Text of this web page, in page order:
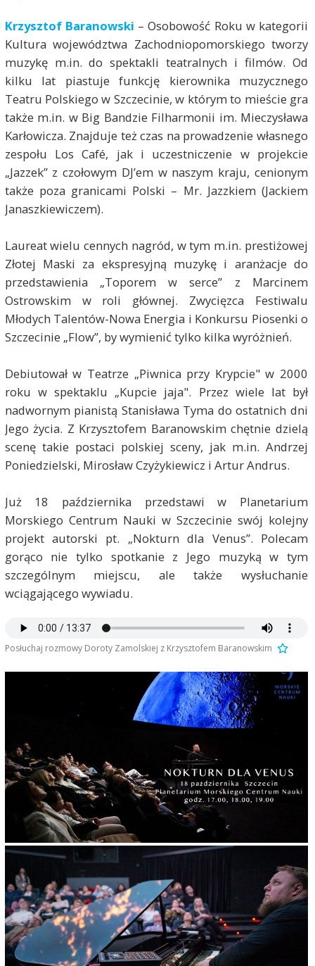
Krzysztof Baranowski – Osobowość Roku w kategorii
Kultura województwa Zachodniopomorskiego tworzy
muzykę m.in. do spektakli teatralnych i filmów. Od
kilku lat piastuje funkcję kierownika muzycznego
Teatru Polskiego w Szczecinie, w którym to mieście gra
także m.in. w Big Bandzie Filharmonii im. Mieczysława
Karłowicza. Znajduje też czas na prowadzenie własnego
zespołu Los Café, jak i uczestniczenie w projekcie
„Jazzek” z czołowym DJ’em w naszym kraju, cenionym
także poza granicami Polski – Mr. Jazzkiem (Jackiem
Janaszkiewiczem).
Laureat wielu cennych nagród, w tym m.in. prestiżowej
Złotej Maski za ekspresyjną muzykę i aranżacje do
przedstawienia „Toporem w serce” z Marcinem
Ostrowskim w roli głównej. Zwycięzca Festiwalu
Młodych Talentów-Nowa Energia i Konkursu Piosenki o
Szczecinie „Flow”, by wymienić tylko kilka wyróżnień.
Debiutował w Teatrze „Piwnica przy Krypcie" w 2000
roku w spektaklu „Kupcie jaja". Przez wiele lat był
nadwornym pianistą Stanisława Tyma do ostatnich dni
Jego życia. Z Krzysztofem Baranowskim chętnie dzielą
scenę takie postaci polskiej sceny, jak m.in. Andrzej
Poniedzielski, Mirosław Czyżykiewicz i Artur Andrus.
Już 18 października przedstawi w Planetarium
Morskiego Centrum Nauki w Szczecinie swój kolejny
projekt autorski pt. „Nokturn dla Venus”. Polecam
gorąco nie tylko spotkanie z Jego muzyką w tym
szczególnym miejscu, ale także wysłuchanie
wciągającego wywiadu.
Posłuchaj rozmowy Doroty Zamolskiej z Krzysztofem Baranowskim